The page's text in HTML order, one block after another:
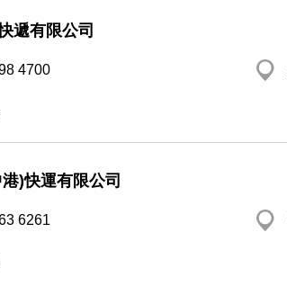
遞有限公司
4700
)快運有限公司
6261